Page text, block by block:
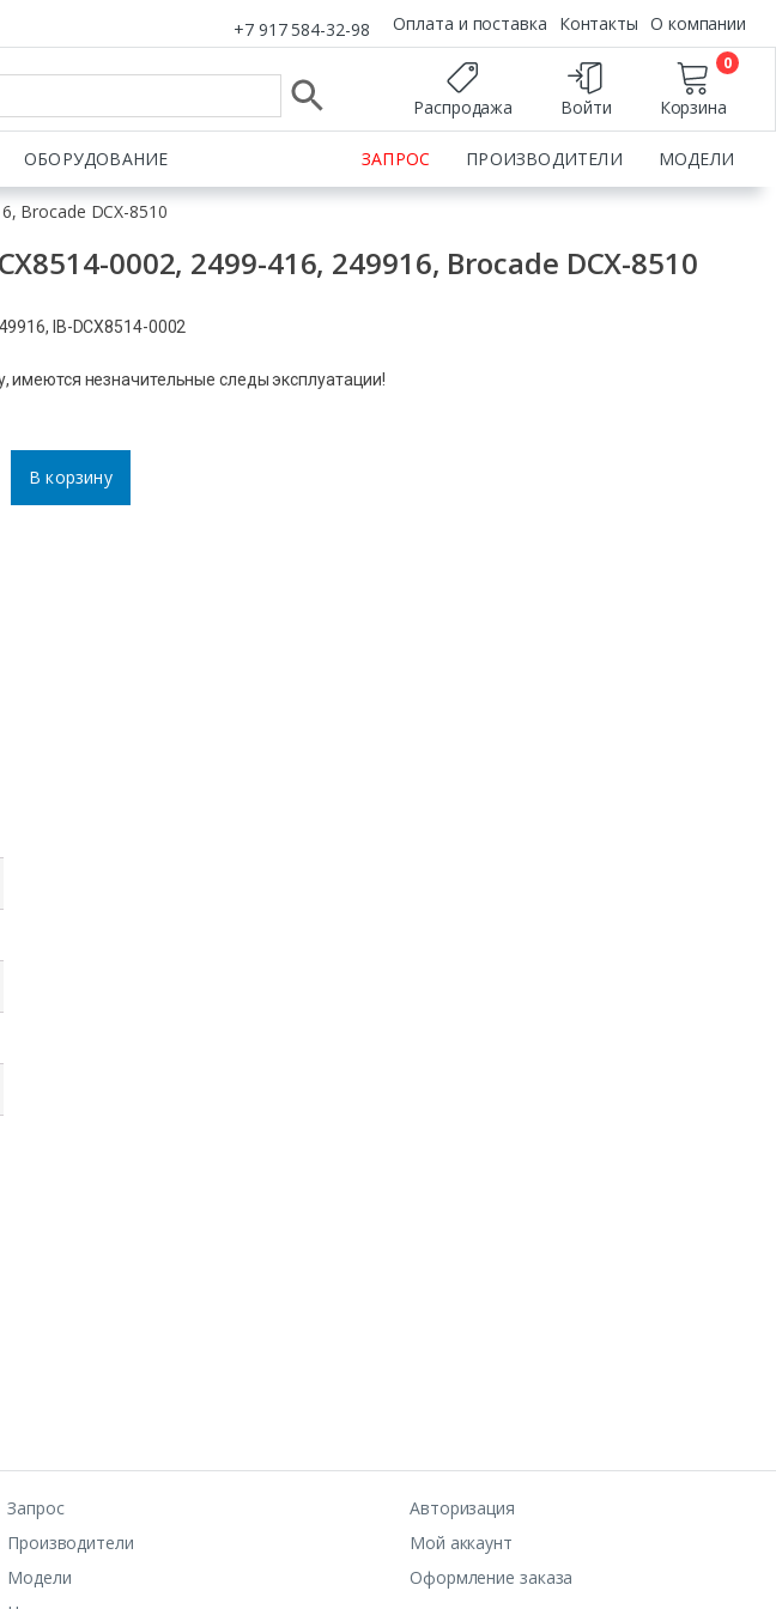
+7 917 584-32-98 Оплата и поставка Контакты О компании
Распродажа Войти Корзина
0
ОБОРУДОВАНИЕ ЗАПРОС ПРОИЗВОДИТЕЛИ МОДЕЛИ
Brocade DCX-8510
0002, 2499-416, 249916, Brocade DCX-8510
IB-DCX8514-0002
имеются незначительные следы эксплуатации!
В корзину
Запрос
Производители
Модели
Авторизация
Мой аккаунт
Оформление заказа